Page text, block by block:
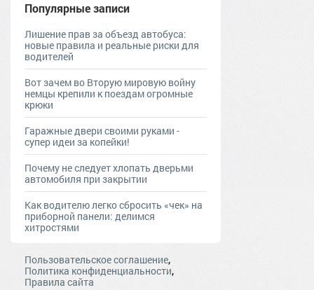
Популярные записи
Лишение прав за объезд автобуса:
новые правила и реальные риски для
водителей
Вот зачем во Вторую мировую войну
немцы крепили к поездам огромные
крюки
Гаражные двери своими руками -
супер идеи за копейки!
Почему не следует хлопать дверьми
автомобиля при закрытии
Как водителю легко сбросить «чек» на
приборной панели: делимся
хитростями
Пользовательское соглашение,
Политика конфиденциальности,
Правила сайта